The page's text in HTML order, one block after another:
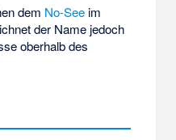
dem No-See im
der Name jedoch
oberhalb des